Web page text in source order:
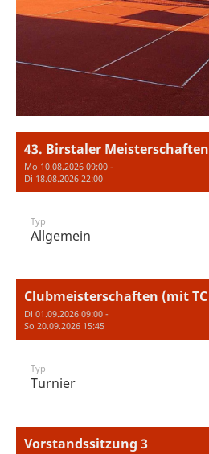
43. Birstaler Meisterschaften
Mo 10.08.2026 09:00 -
Di 18.08.2026 22:00
Typ
Allgemein
Di 01.09.2026 09:00 -
So 20.09.2026 15:45
Typ
Turnier
Vorstandssitzung 3